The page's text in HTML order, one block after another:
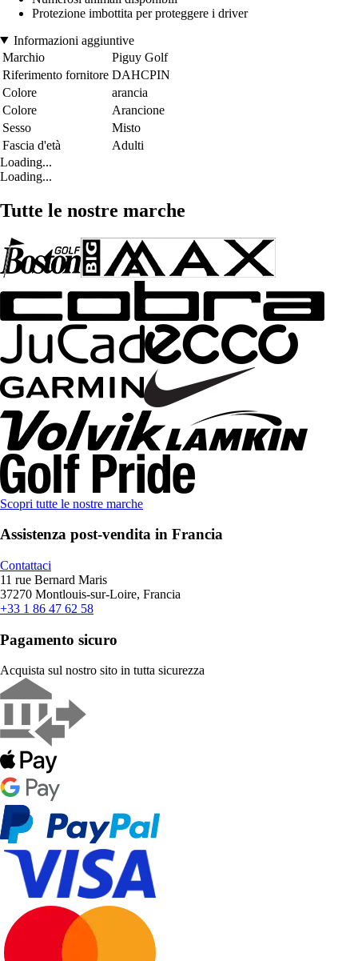
Protezione imbottita per proteggere i driver
Informazioni aggiuntive
Marchio
Piguy Golf
Riferimento fornitore DAHCPIN
Colore
arancia
Colore
Arancione
Sesso
Misto
Fascia d'età
Adulti
Loading...
Loading...
Tutte le nostre marche
Scopri tutte le nostre marche
Assistenza post-vendita in Francia
Contattaci
11 rue Bernard Maris
37270 Montlouis-sur-Loire, Francia
+33 1 86 47 62 58
Pagamento sicuro
Acquista sul nostro sito in tutta sicurezza